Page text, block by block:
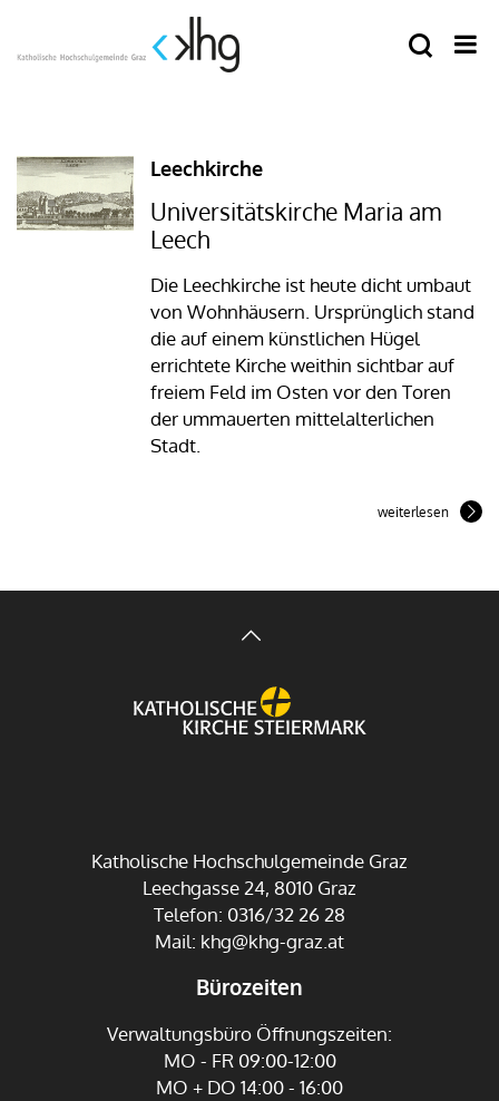
Leechkirche
Universitätskirche Maria am
Leech
Die Leechkirche ist heute dicht umbaut
von Wohnhäusern. Ursprünglich stand
die auf einem künstlichen Hügel
errichtete Kirche weithin sichtbar auf
freiem Feld im Osten vor den Toren
der ummauerten mittelalterlichen
Stadt.
weiterlesen
Katholische Hochschulgemeinde Graz
Leechgasse 24, 8010 Graz
Telefon: 0316/32 26 28
Mail: khg@khg-graz.at
Bürozeiten
Verwaltungsbüro Öffnungszeiten:
MO - FR 09:00-12:00
MO + DO 14:00 - 16:00